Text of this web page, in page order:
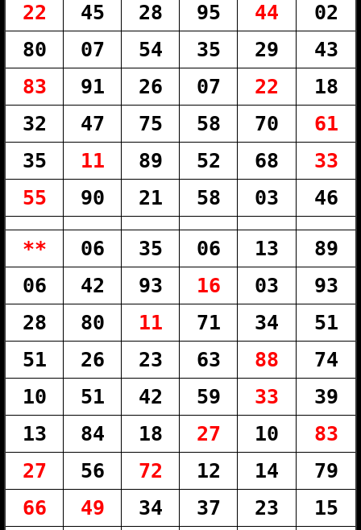
22
45 28 95 44
02
80
07 54 35 29
43
83
91 26 07 22
18
32
47 75 58 70
61
35
11 89 52 68
33
55
90 21 58 03 46
** 06 35 06 13
89
06
42 93 16 03
93
28
80 11 71 34
51
51
26 23 63 88
74
10
51 42 59 33
39
13
84 18 27 10
83
27
56 72 12 14
79
66
49 34 37 23
15